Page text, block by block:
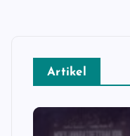
Artikel